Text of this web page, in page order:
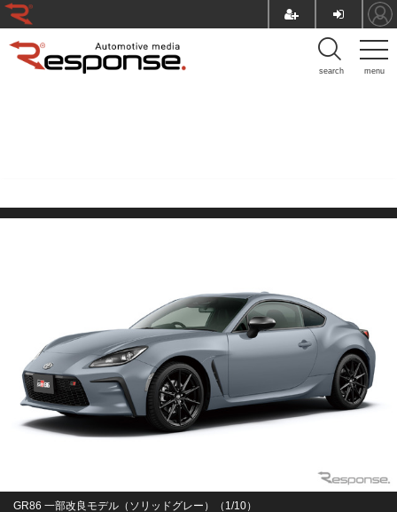
menu
search
GR86 一部改良モデル（ソリッドグレー）（1/10）